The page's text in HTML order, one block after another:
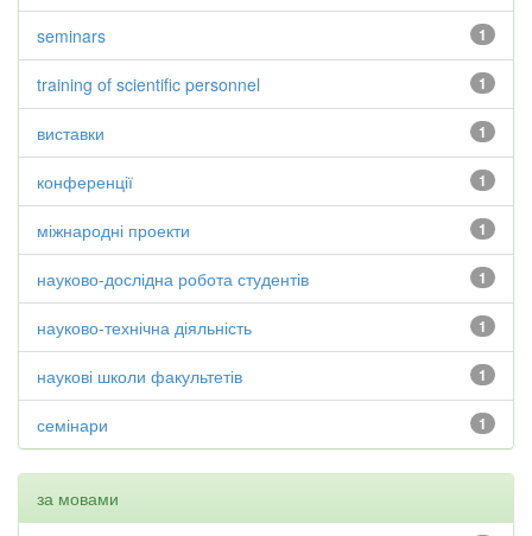
1
seminars
1
training of scientific personnel
1
виставки
1
конференції
1
міжнародні проекти
1
науково-дослідна робота студентів
1
науково-технічна діяльність
1
наукові школи факультетів
1
семінари
за мовами